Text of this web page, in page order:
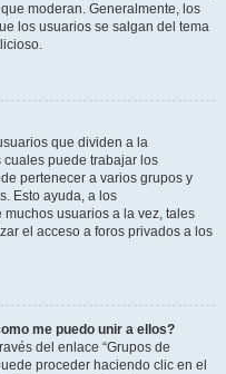
moderan. Generalmente, los
los usuarios se salgan del tema
que dividen a la
puede trabajar los
pertenecer a varios grupos y
Esto ayuda, a los
usuarios a la vez, tales
el acceso a foros privados a los
me puedo unir a ellos?
del enlace “Grupos de
proceder haciendo clic en el